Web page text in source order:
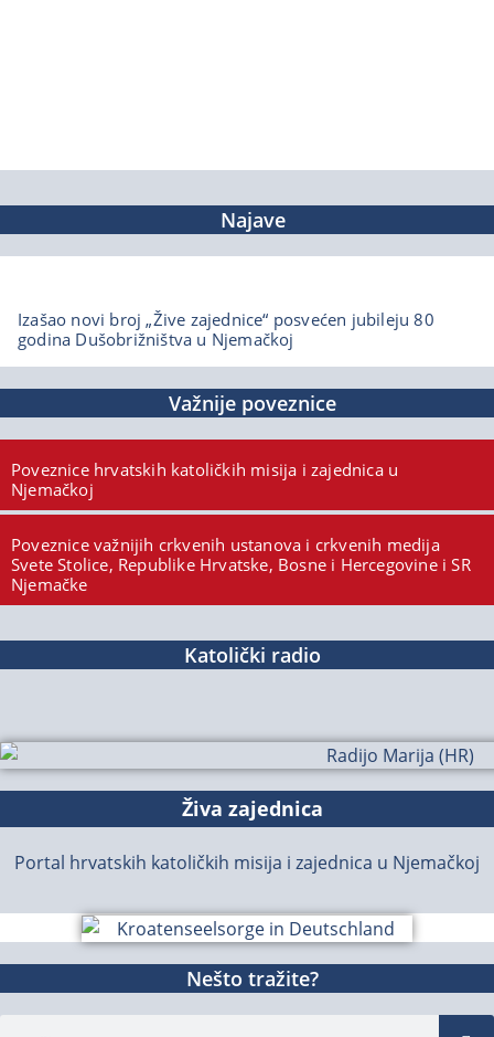
Najave
Izašao novi broj „Žive zajednice“ posvećen jubileju 80
godina Dušobrižništva u Njemačkoj
Važnije poveznice
Poveznice hrvatskih katoličkih misija i zajednica u
Njemačkoj
Poveznice važnijih crkvenih ustanova i crkvenih medija
Svete Stolice, Republike Hrvatske, Bosne i Hercegovine i SR
Njemačke
Katolički radio
Živa zajednica
Portal hrvatskih katoličkih misija i zajednica u Njemačkoj
Nešto tražite?